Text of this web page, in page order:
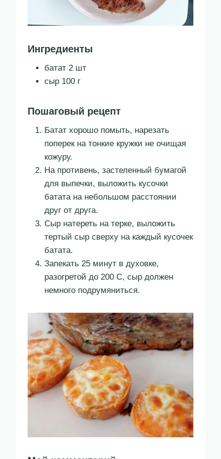
Ингредиенты
батат 2 шт
сыр 100 г
Пошаговый рецепт
Батат хорошо помыть, нарезать
поперек на тонкие кружки не очищая
кожуру.
На противень, застеленный бумагой
для выпечки, выложить кусочки
батата на небольшом расстоянии
друг от друга.
Сыр натереть на терке, выложить
тертый сыр сверху на каждый кусочек
батата.
Запекать 25 минут в духовке,
разогретой до 200 С, сыр должен
немного подрумяниться.